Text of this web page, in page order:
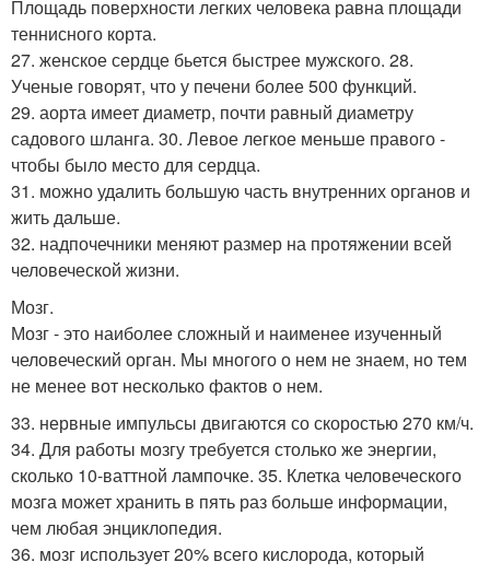
Площадь поверхности легких человека равна площади
теннисного корта.
27. женское сердце бьется быстрее мужского. 28.
Ученые говорят, что у печени более 500 функций.
29. аорта имеет диаметр, почти равный диаметру
садового шланга. 30. Левое легкое меньше правого -
чтобы было место для сердца.
31. можно удалить большую часть внутренних органов и
жить дальше.
32. надпочечники меняют размер на протяжении всей
человеческой жизни.
Мозг.
Мозг - это наиболее сложный и наименее изученный
человеческий орган. Мы многого о нем не знаем, но тем
не менее вот несколько фактов о нем.
33. нервные импульсы двигаются со скоростью 270 км/ч.
34. Для работы мозгу требуется столько же энергии,
сколько 10-ваттной лампочке. 35. Клетка человеческого
мозга может хранить в пять раз больше информации,
чем любая энциклопедия.
36. мозг использует 20% всего кислорода, который